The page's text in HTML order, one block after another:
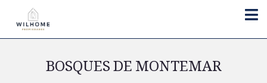
BOSQUES DE MONTEMAR